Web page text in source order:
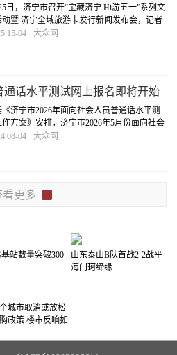
日，济宁市召开“宝藏济宁 Hi游五一”系列文
动暨 济宁全域旅游卡发行新闻发布会，记者
上了解到，本次“济宁全域旅游年卡”焕新
15-04 大众网
话水平测试网上报名即将开始
《济宁市2026年面向社会人员普通话水平测
作方案》安排，济宁市2026年5月份面向社会
普通话水平测试网上报名即将开始。
08-04 大众网
看更多
站数量突破300
山东泰山B队首战2-2战平
海门珂缔缘
城市取消或放松
政策 楼市反响如